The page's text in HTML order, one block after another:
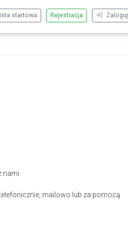
Zaloguj
Rejestracja
startowa
mailowo lub za pomocą